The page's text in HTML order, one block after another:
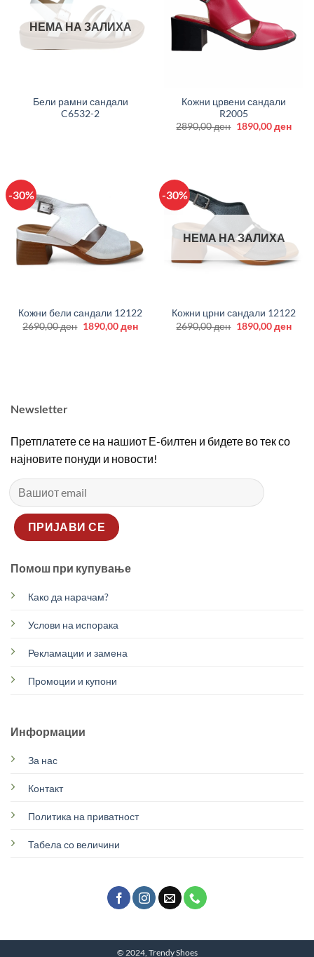
НЕМА НА ЗАЛИХА
Бели рамни сандали
C6532-2
Кожни црвени сандали
R2005
2890,00ден Original
1890,00ден
-30%
Кожни бели сандали 12122
2690,00ден Original
1890,00денCurrent
-30%
НЕМА НА ЗАЛИХА
Кожни црни сандали 12122
2690,00ден Original
1890,00ден
Newsletter
Претплатете се на нашиот Е-билтен и бидете во тек со
најновите понуди и новости!
Помош при купување
Како да нарачам?
Услови на испорака
Рекламации и замена
Промоции и купони
Информации
За нас
Контакт
Политика на приватност
Табела со величини
© 2024, Trendy Shoes